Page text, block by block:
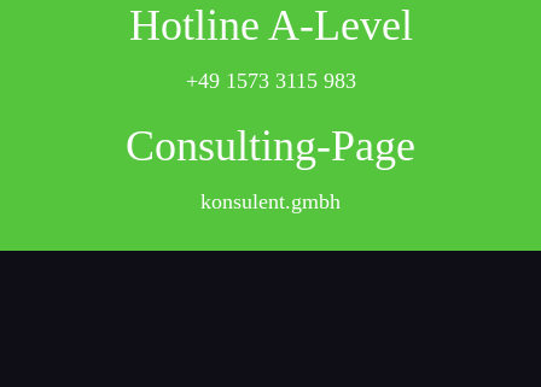
Hotline A-Level
+49 1573 3115 983
Consulting-Page
konsulent.gmbh